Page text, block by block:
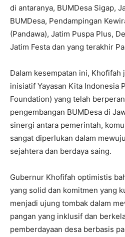
di antaranya, BUMDesa Sigap,
BUMDesa, Pendampingan
(Pandawa), Jatim Puspa Plus,
Jatim Festa dan yang terakhir
Dalam kesempatan ini, Khofifah
inisiatif Yayasan Kita Indonesia
Foundation) yang telah
pengembangan BUMDesa di
sinergi antara pemerintah,
sangat diperlukan dalam
sejahtera dan berdaya saing.
Gubernur Khofifah optimistis
yang solid dan komitmen yang
menjadi ujung tombak dalam
pangan yang inklusif dan
pemberdayaan desa berbasis